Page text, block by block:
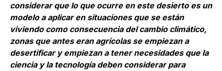
considerar que lo que ocurre en este desierto es un
modelo a aplicar en situaciones que se están
viviendo como consecuencia del cambio climático,
zonas que antes eran agrícolas se empiezan a
desertificar y empiezan a tener necesidades que la
ciencia y la tecnología deben considerar para